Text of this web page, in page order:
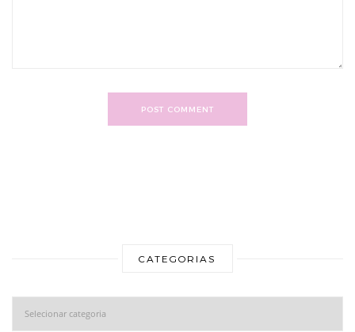
POST COMMENT
CATEGORIAS
Categorias